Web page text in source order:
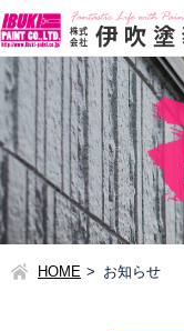
HOME お知らせ